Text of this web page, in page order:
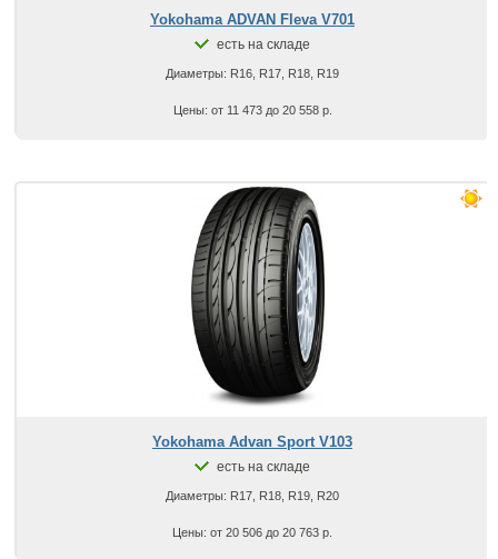
Yokohama ADVAN Fleva V701
есть на складе
Диаметры: R16, R17, R18, R19
Цены: от 11 473 до 20 558 р.
Yokohama Advan Sport V103
есть на складе
Диаметры: R17, R18, R19, R20
Цены: от 20 506 до 20 763 р.